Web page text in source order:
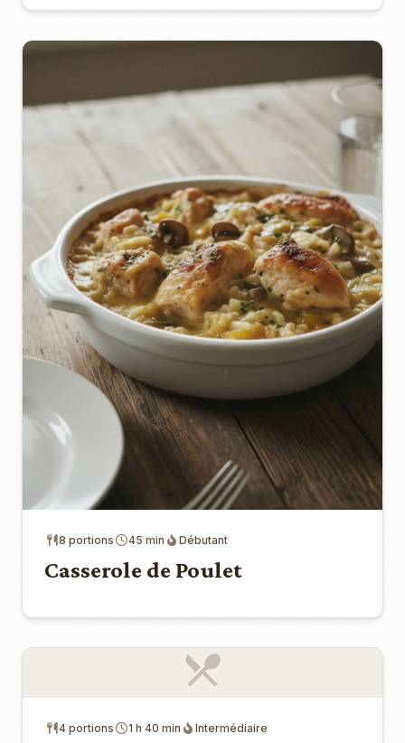
8 portions 45 min Débutant
Casserole de Poulet
4 portions 1 h 40 min Intermédiaire